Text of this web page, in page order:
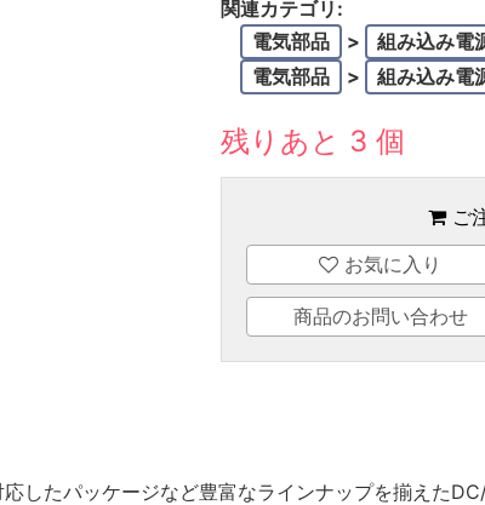
関連カテゴリ:
電気部品
> 組み込み電
電気部品
> 組み込み電
残りあと 3 個
ご
お気に入り
商品のお問い合わせ
応したパッケージなど豊富なラインナップを揃えた